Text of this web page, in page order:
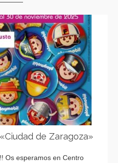
de Zaragoza»
Os esperamos en Centro